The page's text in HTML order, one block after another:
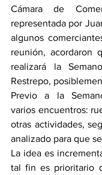
Cámara de
representada por
algunos
reunión, acordaron
realizará la
Restrepo,
Previo a la
varios encuentros:
otras actividades,
analizado para que
La idea es
tal fin es prioritario